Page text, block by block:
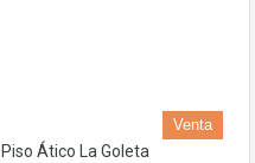
Venta
Piso Ático La Goleta